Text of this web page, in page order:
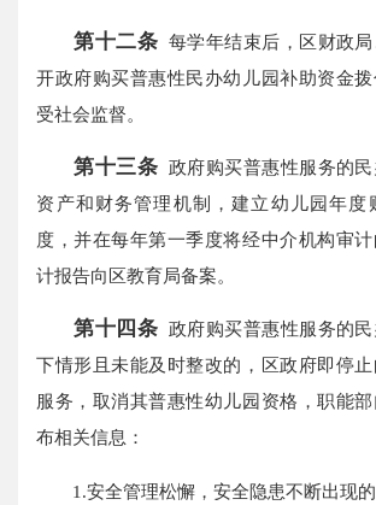
第十二条 每学年结束后，区财政
开政府购买普惠性民办幼儿园补助资金
受社会监督。
第十三条 政府购买普惠性服务的
资产和财务管理机制，建立幼儿园年度
度，并在每年第一季度将经中介机构审
计报告向区教育局备案。
第十四条 政府购买普惠性服务的
下情形且未能及时整改的，区政府即停
服务，取消其普惠性幼儿园资格，职能
布相关信息：
1.安全管理松懈，安全隐患不断出现的